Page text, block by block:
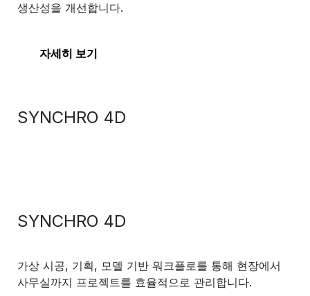
생산성을 개선합니다.
자세히 보기
SYNCHRO 4D
SYNCHRO 4D
가상 시공, 기획, 모델 기반 워크플로를 통해 현장에서
사무실까지 프로젝트를 효율적으로 관리합니다.